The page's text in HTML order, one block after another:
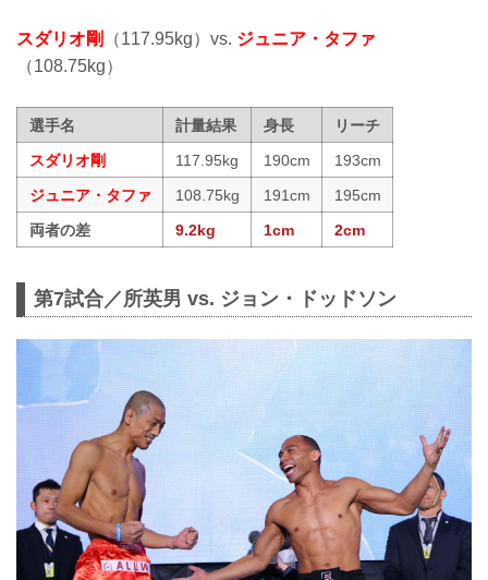
スダリオ剛 （117.95kg）vs. ジュニア・タファ
（108.75kg）
選手名 計量結果 身長
リーチ
スダリオ剛
117.95kg 190cm
193cm
ジュニア・タファ
108.75kg 191cm
195cm
両者の差
9.2kg 1cm 2cm
第7試合／所英男 vs. ジョン・ドッドソン